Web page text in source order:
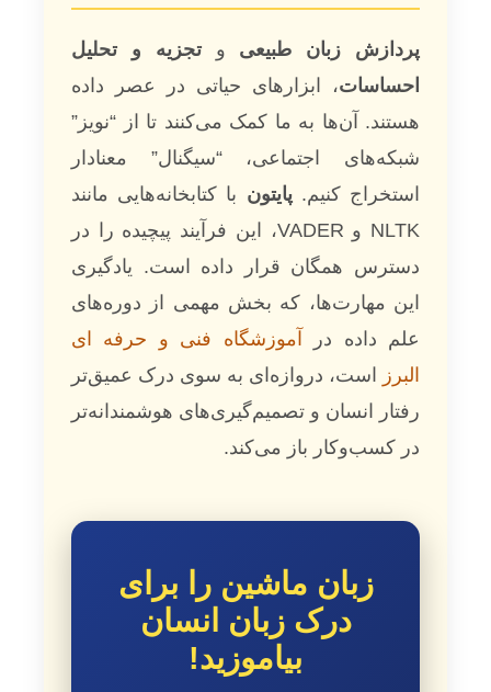
پردازش زبان طبیعی وتجزیه و تحلیل
احساسات، ابزارهای حیاتی در عصر داده
هستند. آن‌ها به ما کمک می‌کنند تا از “نویز”
شبکه‌های اجتماعی، “سیگنال” معنادار
استخراج کنیم.پایتون با کتابخانه‌هایی مانند
NLTK و VADER، این فرآیند پیچیده را در
دسترس همگان قرار داده است. یادگیری
این مهارت‌ها، که بخش مهمی از دوره‌های
علم داده در
آموزشگاه فنی و حرفه ای
البرز
است، دروازه‌ای به سوی درک عمیق‌تر
رفتار انسان و تصمیم‌گیری‌های هوشمندانه‌تر
در کسب‌وکار باز می‌کند.
زبان ماشین را برای
درک زبان انسان
بیاموزید!